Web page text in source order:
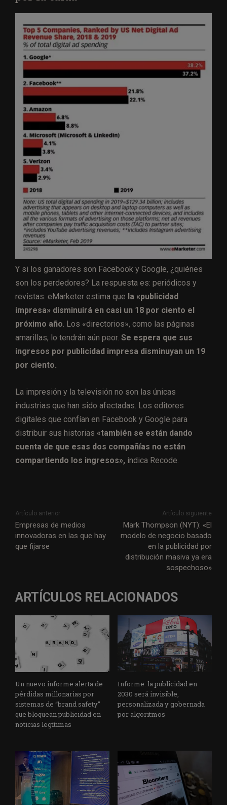
Y si los ganadores son Facebook y Google, ¿quiénes
son los perdedores? La respuesta es: periódicos y
revistas. eMarketer estima que la «publicidad
impresa» disminuirá en casi un 18 por ciento el
próximo año. Los «directorios», como las páginas
amarillas, lo tendrán aún peor. Se espera que sus
ingresos por publicidad impresa disminuyan un 19
por ciento.
La impresión y la televisión no son las únicas
industrias que han sido afectadas. Los editores
digitales que confían en Facebook y Google para
distribuir sus historias «también se están dando
cuenta de que esas dos compañías no están
compartiendo los ingresos», indica Recode.
Artículo anterior
Empresas de medios
innovadoras en las que hay
que fijarse
Artículo siguiente
Mark Thompson (NYT): «El
modelo de negocio basado
en la publicidad por
distribución masiva ya era
sospechoso»
ARTÍCULOS RELACIONADOS
Un nuevo informe alerta de
pérdidas millonarias por
sistemas de “brand safety”
que bloquean publicidad en
noticias legítimas
Informe: la publicidad en
2030 será invisible,
personalizada y gobernada
por algoritmos